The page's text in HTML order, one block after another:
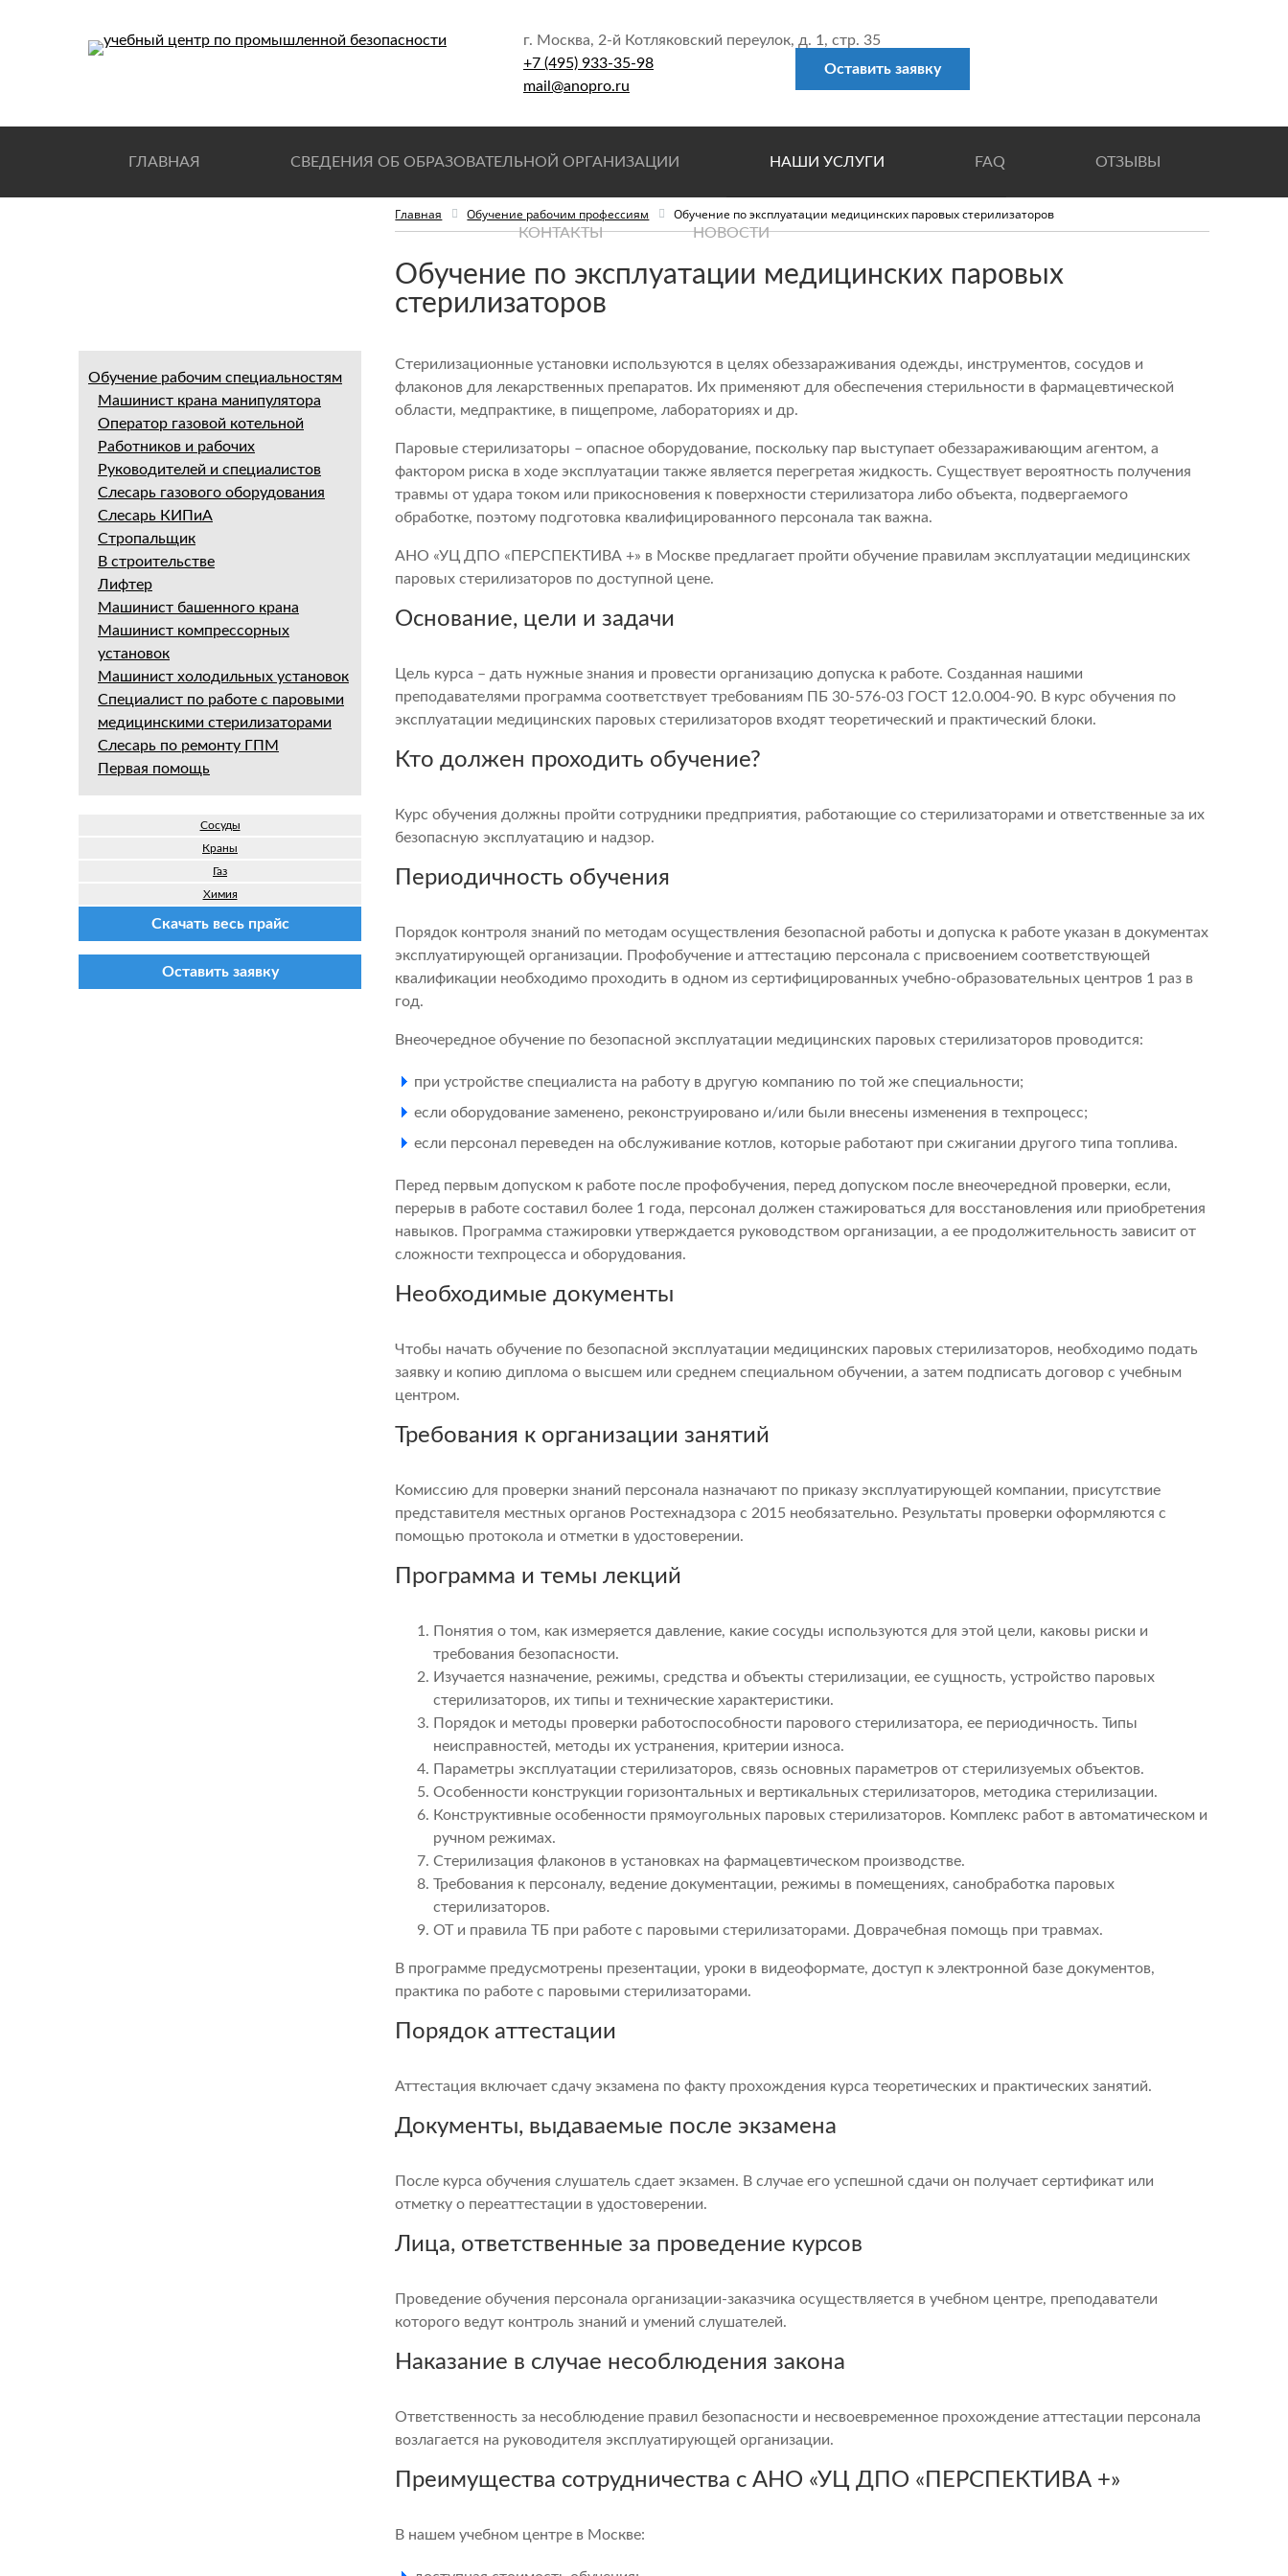
г. Москва, 2-й Котляковский переулок, д. 1, стр. 35
+7 (495) 933-35-98
mail@anopro.ru
Оставить заявку
ГЛАВНАЯ СВЕДЕНИЯ ОБ ОБРАЗОВАТЕЛЬНОЙ ОРГАНИЗАЦИИ НАШИ УСЛУГИ
ПРОМЫШЛЕННАЯ БЕЗОПАСНОСТЬ
ЗЕМЛЯНЫЕ РАБОТЫ
ЭКОЛОГИЯ
СТОИМОСТЬ ОБУЧЕНИЯ
ГО И ЧС
FAQ ОТЗЫВЫ
КОНТАКТЫ НОВОСТИ
Обучение рабочим специальностям
Машинист крана манипулятора
Оператор газовой котельной
Работников и рабочих
Руководителей и специалистов
Слесарь газового оборудования
Слесарь КИПиА
Стропальщик
В строительстве
Лифтер
Машинист башенного крана
Машинист компрессорных
установок
Машинист холодильных установок
Специалист по работе с паровыми
медицинскими стерилизаторами
Слесарь по ремонту ГПМ
Первая помощь
Сосуды
Краны
Газ
Химия
Скачать весь прайс
Оставить заявку
Главная Обучение рабочим профессиям Обучение по эксплуатации медицинских паровых стерилизаторов
Обучение по эксплуатации медицинских паровых
стерилизаторов
Стерилизационные установки используются в целях обеззараживания одежды, инструментов, сосудов и
флаконов для лекарственных препаратов. Их применяют для обеспечения стерильности в фармацевтической
области, медпрактике, в пищепроме, лабораториях и др.
Паровые стерилизаторы – опасное оборудование, поскольку пар выступает обеззараживающим агентом, а
фактором риска в ходе эксплуатации также является перегретая жидкость. Существует вероятность получения
травмы от удара током или прикосновения к поверхности стерилизатора либо объекта, подвергаемого
обработке, поэтому подготовка квалифицированного персонала так важна.
АНО «УЦ ДПО «ПЕРСПЕКТИВА +» в Москве предлагает пройти обучение правилам эксплуатации медицинских
паровых стерилизаторов по доступной цене.
Основание, цели и задачи
Цель курса – дать нужные знания и провести организацию допуска к работе. Созданная нашими
преподавателями программа соответствует требованиям ПБ 30-576-03 ГОСТ 12.0.004-90. В курс обучения по
эксплуатации медицинских паровых стерилизаторов входят теоретический и практический блоки.
Кто должен проходить обучение?
Курс обучения должны пройти сотрудники предприятия, работающие со стерилизаторами и ответственные за их
безопасную эксплуатацию и надзор.
Периодичность обучения
Порядок контроля знаний по методам осуществления безопасной работы и допуска к работе указан в документах
эксплуатирующей организации. Профобучение и аттестацию персонала с присвоением соответствующей
квалификации необходимо проходить в одном из сертифицированных учебно-образовательных центров 1 раз в
год.
Внеочередное обучение по безопасной эксплуатации медицинских паровых стерилизаторов проводится:
при устройстве специалиста на работу в другую компанию по той же специальности;
если оборудование заменено, реконструировано и/или были внесены изменения в техпроцесс;
если персонал переведен на обслуживание котлов, которые работают при сжигании другого типа топлива.
Перед первым допуском к работе после профобучения, перед допуском после внеочередной проверки, если,
перерыв в работе составил более 1 года, персонал должен стажироваться для восстановления или приобретения
навыков. Программа стажировки утверждается руководством организации, а ее продолжительность зависит от
сложности техпроцесса и оборудования.
Необходимые документы
Чтобы начать обучение по безопасной эксплуатации медицинских паровых стерилизаторов, необходимо подать
заявку и копию диплома о высшем или среднем специальном обучении, а затем подписать договор с учебным
центром.
Требования к организации занятий
Комиссию для проверки знаний персонала назначают по приказу эксплуатирующей компании, присутствие
представителя местных органов Ростехнадзора с 2015 необязательно. Результаты проверки оформляются с
помощью протокола и отметки в удостоверении.
Программа и темы лекций
Понятия о том, как измеряется давление, какие сосуды используются для этой цели, каковы риски и
требования безопасности.
Изучается назначение, режимы, средства и объекты стерилизации, ее сущность, устройство паровых
стерилизаторов, их типы и технические характеристики.
Порядок и методы проверки работоспособности парового стерилизатора, ее периодичность. Типы
неисправностей, методы их устранения, критерии износа.
Параметры эксплуатации стерилизаторов, связь основных параметров от стерилизуемых объектов.
Особенности конструкции горизонтальных и вертикальных стерилизаторов, методика стерилизации.
Конструктивные особенности прямоугольных паровых стерилизаторов. Комплекс работ в автоматическом и
ручном режимах.
Стерилизация флаконов в установках на фармацевтическом производстве.
Требования к персоналу, ведение документации, режимы в помещениях, санобработка паровых
стерилизаторов.
ОТ и правила ТБ при работе с паровыми стерилизаторами. Доврачебная помощь при травмах.
В программе предусмотрены презентации, уроки в видеоформате, доступ к электронной базе документов,
практика по работе с паровыми стерилизаторами.
Порядок аттестации
Аттестация включает сдачу экзамена по факту прохождения курса теоретических и практических занятий.
Документы, выдаваемые после экзамена
После курса обучения слушатель сдает экзамен. В случае его успешной сдачи он получает сертификат или
отметку о переаттестации в удостоверении.
Лица, ответственные за проведение курсов
Проведение обучения персонала организации-заказчика осуществляется в учебном центре, преподаватели
которого ведут контроль знаний и умений слушателей.
Наказание в случае несоблюдения закона
Ответственность за несоблюдение правил безопасности и несвоевременное прохождение аттестации персонала
возлагается на руководителя эксплуатирующей организации.
Преимущества сотрудничества с АНО «УЦ ДПО «ПЕРСПЕКТИВА +»
В нашем учебном центре в Москве: